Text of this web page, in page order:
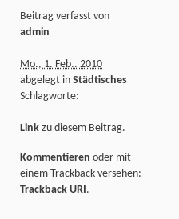
Beitrag verfasst von
admin
Mo., 1. Feb.. 2010
abgelegt in Städtisches
Schlagworte:
Link zu diesem Beitrag.
Kommentieren oder mit
einem Trackback versehen:
Trackback URI.